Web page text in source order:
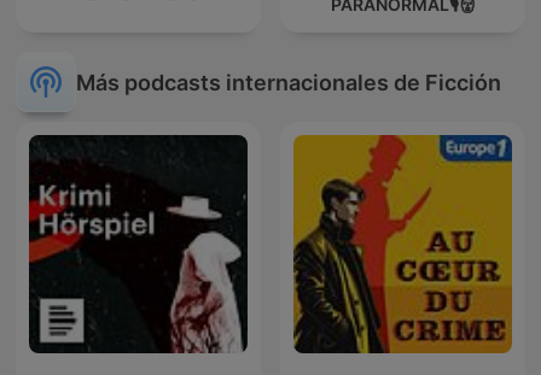
Más podcasts internacionales de Ficción